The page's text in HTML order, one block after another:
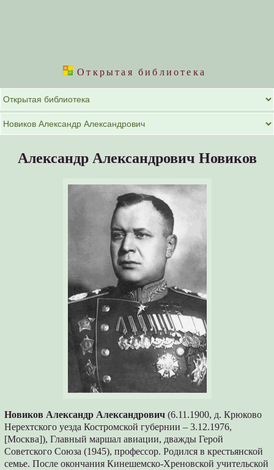
Открытая библиотека
Александр Александрович Новиков
Новиков Александр Александрович (6.11.1900, д. Крюково
Нерехтского уезда Костромской губернии – 3.12.1976,
[Москва]), Главный маршал авиации, дважды Герой
Советского Союза (1945), профессор. Родился в крестьянской
семье. После окончания Кинешемско-Хреновской учительской